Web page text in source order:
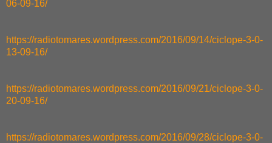
06-09-16/
https://radiotomares.wordpress.com/2016/09/14/ciclope-3-0-
13-09-16/
https://radiotomares.wordpress.com/2016/09/21/ciclope-3-0-
20-09-16/
https://radiotomares.wordpress.com/2016/09/28/ciclope-3-0-